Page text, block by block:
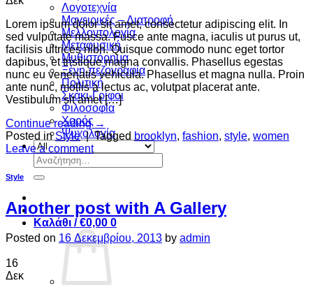
Λογοτεχνία
Μαγειρικές – Διατροφή
Μελλοντολογία
Μεταφυσική
Μυθιστόρημα
Ξένη πεζογραφία
Πολιτική
Σκάκι-Γρίφοι
Φιλοσοφία
Χορός
Ψυχολογία
Αναζήτηση
για:
Καλάθι /€0,00 0
Lorem ipsum dolor sit amet, consectetur adipiscing elit. In
sed vulputate massa. Fusce ante magna, iaculis ut purus ut,
facilisis ultrices nibh. Quisque commodo nunc eget tortor
dapibus, et tristique magna convallis. Phasellus egestas
nunc eu venenatis vehicula. Phasellus et magna nulla. Proin
ante nunc, mollis a lectus ac, volutpat placerat ante.
Vestibulum sit amet […]
Continue reading →
Posted inStyle | Tagged brooklyn, fashion, style, women
Leave a comment
Style
Another post with A Gallery
Posted on 16 Δεκεμβρίου, 2013 by admin
16
Δεκ